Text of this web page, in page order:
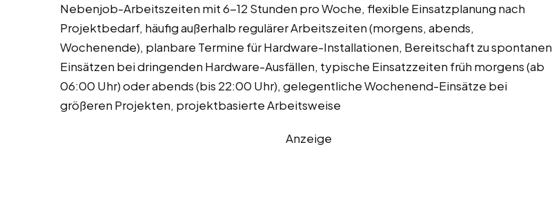
Nebenjob-Arbeitszeiten mit 6-12 Stunden pro Woche, flexible Einsatzplanung nach
Projektbedarf, häufig außerhalb regulärer Arbeitszeiten (morgens, abends,
Wochenende), planbare Termine für Hardware-Installationen, Bereitschaft zu spontanen
Einsätzen bei dringenden Hardware-Ausfällen, typische Einsatzzeiten früh morgens (ab
06:00 Uhr) oder abends (bis 22:00 Uhr), gelegentliche Wochenend-Einsätze bei
größeren Projekten, projektbasierte Arbeitsweise
Anzeige